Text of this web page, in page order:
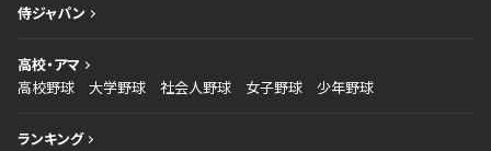
侍ジャパン
高校・アマ
高校野球
大学野球 社会人野球 女子野球 少年野球
ランキング